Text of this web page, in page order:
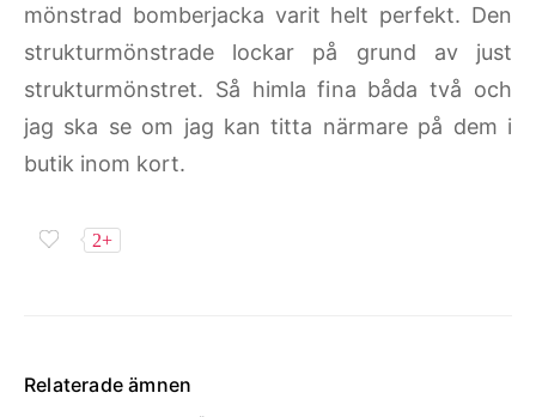
mönstrad bomberjacka varit helt perfekt. Den
strukturmönstrade lockar på grund av just
strukturmönstret. Så himla fina båda två och
jag ska se om jag kan titta närmare på dem i
butik inom kort.
2+
Relaterade ämnen